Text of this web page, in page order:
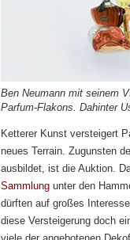
Ben Neumann mit seinem
Parfum-Flakons. Dahinter
Ketterer Kunst versteigert
neues Terrain. Zugunsten
ausbildet, ist die Auktion.
Sammlungunter den
dürften auf großes
diese Versteigerung doch